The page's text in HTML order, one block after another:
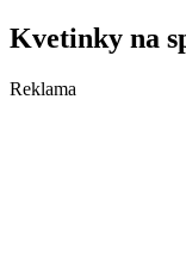
Kvetinky na
Reklama